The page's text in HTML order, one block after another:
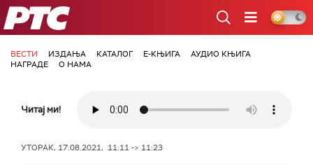
РТС
ВЕСТИ ИЗДАЊА КАТАЛОГ Е-КЊИГА
АУДИО КЊИГА
НАГРАДЕ
О НАМА
Читај ми!
УТОРАК, 17.08.2021, 11:11 -> 11:23